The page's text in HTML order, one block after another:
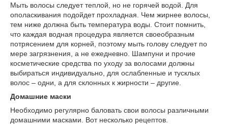
Мыть волосы следует теплой, но не горячей водой. Для
ополаскивания подойдет прохладная. Чем жирнее волосы,
тем ниже должна быть температура воды. Стоит помнить,
что каждая водная процедура является своеобразным
потрясением для корней, поэтому мыть голову следует по
мере загрязнения, а не ежедневно. Шампуни и прочие
косметические средства по уходу за волосами должны
выбираться индивидуально, для ослабленные и тусклых
волос – одни, а для склонных к жирности – другие.
Домашние маски
Необходимо регулярно баловать свои волосы различными
домашними масками. Вот несколько рецептов.